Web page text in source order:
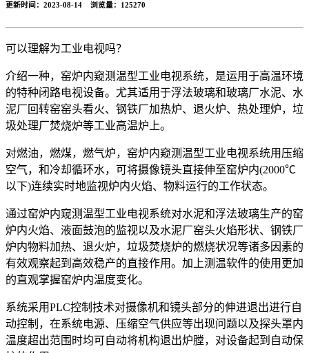
更新时间：2023-08-14 浏览量： 125270
可以理解为工业电视吗？
介绍一种，窑炉内窥测温型工业电视系统，是运用于高温环境
的特种闭路电视设备。尤其适用于浮法玻璃和玻璃厂水泥、水
泥厂回转窑窑头看火、钢铁厂加热炉、退火炉、热处理炉，垃
圾处理厂焚烧炉等工业高温炉上。
对燃油，燃煤，燃气炉，窑炉内窥测温型工业电视系统用压缩
空气，和冷却循环水，可将摄像镜头直接伸至窑炉内(2000℃
以下)连续实时地监视炉内火焰、物料运行的工作状态。
通过窑炉内窥测温型工业电视系统对水泥和浮法玻璃生产的窑
炉内火焰、液面鼓泡的监视以及水泥厂窑头火焰形状、钢铁厂
炉内物料加热、退火炉，垃圾焚烧炉的燃烧状况等诸多因素的
有效观察起到高效稳产的直接作用。加上测温软件的使用更加
的直观掌握窑炉内温度变化。
系统采用PLC控制技术对摄像机和镜头部分的伸进退出进行自
动控制，在系统电源、压缩空气供应等出现问题以及探头罩内
温度超出范围时均可自动将机构退出炉膛，对设备起到自动保